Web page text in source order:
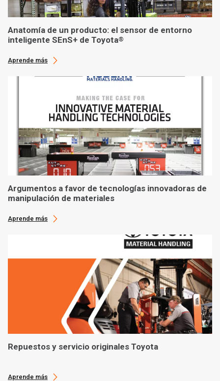
Anatomía de un producto: el sensor de entorno
inteligente SEnS+ de Toyota®
Aprende más
Argumentos a favor de tecnologías innovadoras de
manipulación de materiales
Aprende más
Repuestos y servicio originales Toyota
Aprende más